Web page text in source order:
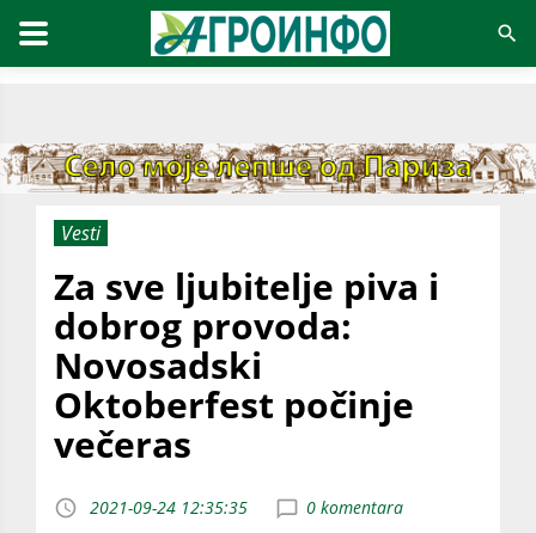
Vesti
Za sve ljubitelje piva i
dobrog provoda:
Novosadski
Oktoberfest počinje
večeras
2021-09-24 12:35:35
0 komentara